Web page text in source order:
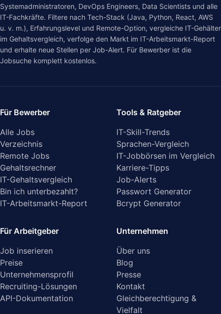
Systemadministratoren, DevOps Engineers, Data Scientists und alle
IT-Fachkräfte. Filtere nach Tech-Stack (Java, Python, React, AWS
u. v. m.), Erfahrungslevel und Remote-Option, vergleiche IT-Gehälter
im Gehaltsvergleich, verfolge den Markt im IT-Arbeitsmarkt-Report
und erhalte neue Stellen per Job-Alert. Für Bewerber ist die
Jobsuche komplett kostenlos.
Für Bewerber
Alle Jobs
Verzeichnis
Remote Jobs
Gehaltsrechner
IT-Gehaltsvergleich
Bin ich unterbezahlt?
IT-Arbeitsmarkt-Report
Tools & Ratgeber
IT-Skill-Trends
Sprachen-Vergleich
IT-Jobbörsen im Vergleich
Karriere-Tipps
Job-Alerts
Passwort Generator
Bcrypt Generator
Für Arbeitgeber
Job inserieren
Preise
Unternehmensprofil
Recruiting-Lösungen
API-Dokumentation
Unternehmen
Über uns
Blog
Presse
Kontakt
Gleichberechtigung &
Vielfalt